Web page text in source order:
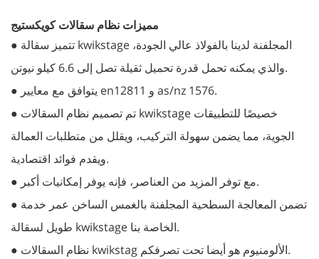
مميزات نظام سقالات كويكستيج
● تتميز سقالة kwikstage المجلفنة لدينا بالفولاذ عالي الجودة،
والذي يمكنه تحمل قدرة تحميل ثقيلة تصل إلى 6.6 كيلو نيوتن.
● يتوافق مع معايير en12811 و as/nz 1576.
● تم تصميم نظام السقالات kwikstage خصيصًا للتطبيقات
الجوية، مما يضمن سهولة التركيب، ويقلل من متطلبات العمالة
ويقدم فوائد اقتصادية.
● مع توفر المزيد من العناصر، فإنه يوفر إمكانيات أكبر.
● تضمن المعالجة السطحية المجلفنة بالغمس الساخن عمر خدمة
طويل لسقالة kwikstage الخاصة بنا.
● نظام السقالات kwikstag الألومنيوم هو أيضا تحت تصرفكم.